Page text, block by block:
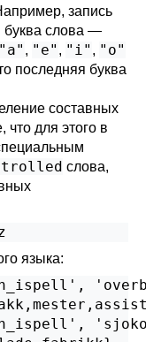
запись
буква слова —
"a" , "e" , "i" , "o"
последняя буква
составных
что для этого в
слова,
языка: